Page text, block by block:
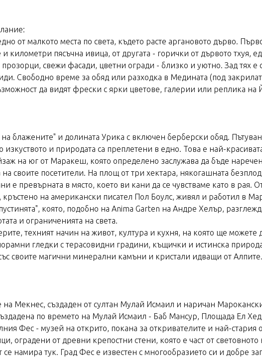
от малкото места по света, където расте аргановото дърво.
километри пясъчна ивица, от другата - горички от дървото тхуя,
свежи фасади, цветни огради - близко и уютно. Зад тях е
Свободно време за обяд или разходка в Медината (под
да видят фрески с ярки цветове, галерии или реплика
блажените" и долината Урика с включен берберски обяд.
изкуството и природата са преплетени в едно. Това е най-
на юг от Маракеш, която определено заслужава да бъде
своите посетители. На площ от три хектара, някогашната
е превърната в място, което ви кани да се чувстваме като в рая.
на американски писател Пол Боулс, живял и работил в
която, подобно на Anima Garten на Андре Хелър,
и ограниченията на света.
техният начин на живот, култура и кухня, на която ще можете
гледки с терасовидни градини, къщички и истинска
своите магични минерални камъни и кристали идващи от Алпите.
Мекнес, създаден от султан Мулай Исмаил и наричан
по времето на Мулай Исмаил - Баб Мансур, Площада Ел
Фес - музей на открито, покана за откривателите и най-стария
оградени от древни крепостни стени, която е част от световното
намира тук. Град Фес е известен с многообразието си и добре